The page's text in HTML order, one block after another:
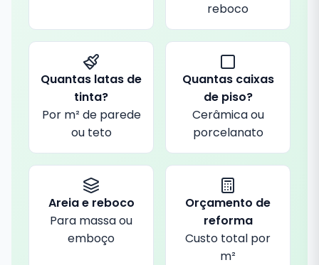
reboco
Quantas latas de
tinta?
Por m² de parede
ou teto
Quantas caixas
de piso?
Cerâmica ou
porcelanato
Areia e reboco
Para massa ou
emboço
Orçamento de
reforma
Custo total por
m²